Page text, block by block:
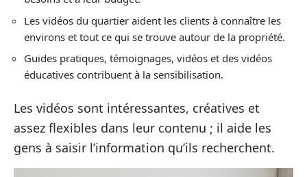
Les vidéos du quartier aident les clients à connaître les
environs et tout ce qui se trouve autour de la propriété.
Guides pratiques, témoignages, vidéos et des vidéos
éducatives contribuent à la sensibilisation.
Les vidéos sont intéressantes, créatives et
assez flexibles dans leur contenu ; il aide les
gens à saisir l’information qu’ils recherchent.